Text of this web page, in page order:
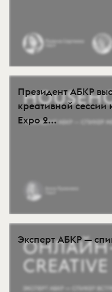
Президент АБКР
креативной
Expo 2...
Эксперт АБКР —